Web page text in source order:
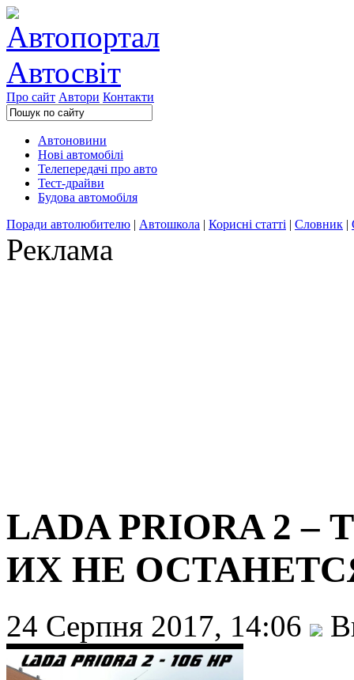
Про сайт Автори Контакти
Автоновини
Нові автомобілі
Телепередачі про авто
Тест-драйви
Будова автомобіля
Поради автолюбителю | Автошкола | Корисні статті | Словник |
Реклама
LADA PRIORA 2
ИХ НЕ
24 Серпня 2017, 14:06